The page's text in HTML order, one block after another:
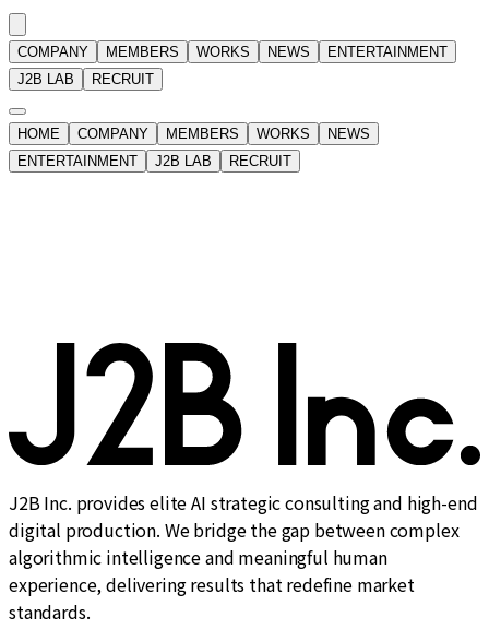
COMPANY MEMBERS WORKS NEWS
ENTERTAINMENT
J2B LAB
RECRUIT
HOME COMPANY MEMBERS WORKS
NEWS
ENTERTAINMENT
J2B LAB RECRUIT
J2B Inc. provides elite AI strategic consulting and high-end
digital production. We bridge the gap between complex
algorithmic intelligence and meaningful human
experience, delivering results that redefine market
standards.